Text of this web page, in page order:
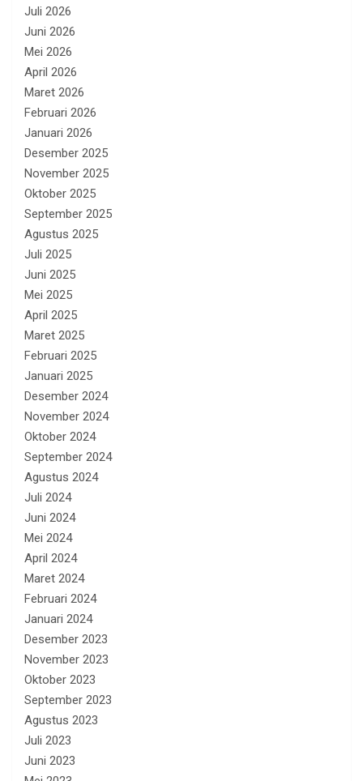
Juli 2026
Juni 2026
Mei 2026
April 2026
Maret 2026
Februari 2026
Januari 2026
Desember 2025
November 2025
Oktober 2025
September 2025
Agustus 2025
Juli 2025
Juni 2025
Mei 2025
April 2025
Maret 2025
Februari 2025
Januari 2025
Desember 2024
November 2024
Oktober 2024
September 2024
Agustus 2024
Juli 2024
Juni 2024
Mei 2024
April 2024
Maret 2024
Februari 2024
Januari 2024
Desember 2023
November 2023
Oktober 2023
September 2023
Agustus 2023
Juli 2023
Juni 2023